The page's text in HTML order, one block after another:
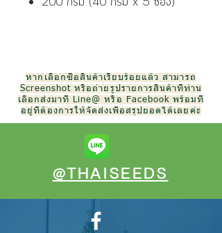
หากเลือกซื้อสินค้าเรียบร้อยแล้ว สามารถ
Screenshot หรือถ่ายรูปรายการสินค้าที่ท่าน
เลือกส่งมาที่ Line@ หรือ Facebook พร้อมที่
อยู่ที่ต้องการให้จัดส่งเพื่อสรุปยอดได้เลยค่ะ
@THAISEEDS